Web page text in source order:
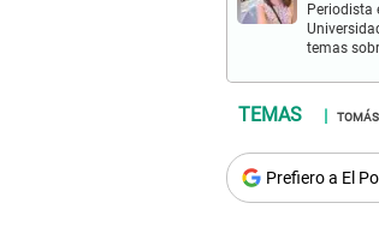
Periodista
temas
Prefiero a El